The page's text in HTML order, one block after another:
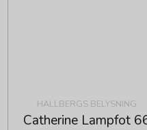
HALLBERGS BELYSNING
Catherine Lampfot